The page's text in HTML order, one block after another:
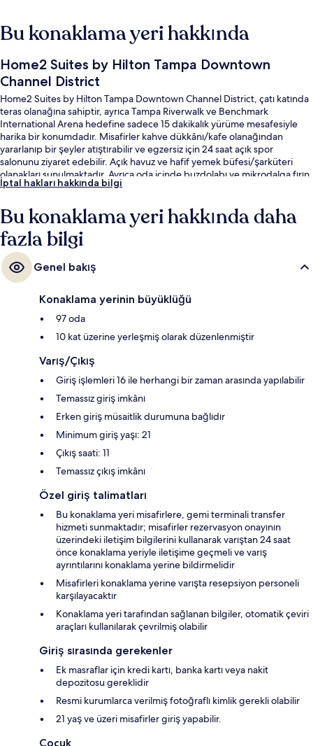
Bu konaklama yeri hakkında
Home2 Suites by Hilton Tampa Downtown
Channel District
Home2 Suites by Hilton Tampa Downtown Channel District, çatı katında
teras olanağına sahiptir, ayrıca Tampa Riverwalk ve Benchmark
International Arena hedefine sadece 15 dakikalık yürüme mesafesiyle
harika bir konumdadır. Misafirler kahve dükkânı/kafe olanağından
yararlanıp bir şeyler atıştırabilir ve egzersiz için 24 saat açık spor
salonunu ziyaret edebilir. Açık havuz ve hafif yemek büfesi/şarküteri
olanakları sunulmaktadır. Ayrıca oda içinde buzdolabı ve mikrodalga fırın
gibi kolaylıklar mevcuttur. Yardıma hazır personel ve konum
İptal hakları hakkında bilgi
Bu konaklama yeri hakkında daha
fazla bilgi
Genel bakış
Konaklama yerinin büyüklüğü
97 oda
10 kat üzerine yerleşmiş olarak düzenlenmiştir
Varış/Çıkış
Giriş işlemleri 16 ile herhangi bir zaman arasında yapılabilir
Temassız giriş imkânı
Erken giriş müsaitlik durumuna bağlıdır
Minimum giriş yaşı: 21
Çıkış saati: 11
Temassız çıkış imkânı
Özel giriş talimatları
Bu konaklama yeri misafirlere, gemi terminali transfer
hizmeti sunmaktadır; misafirler rezervasyon onayının
üzerindeki iletişim bilgilerini kullanarak varıştan 24 saat
önce konaklama yeriyle iletişime geçmeli ve varış
ayrıntılarını konaklama yerine bildirmelidir
Misafirleri konaklama yerine varışta resepsiyon personeli
karşılayacaktır
Konaklama yeri tarafından sağlanan bilgiler, otomatik çeviri
araçları kullanılarak çevrilmiş olabilir
Giriş sırasında gerekenler
Ek masraflar için kredi kartı, banka kartı veya nakit
depozitosu gereklidir
Resmi kurumlarca verilmiş fotoğraflı kimlik gerekli olabilir
21 yaş ve üzeri misafirler giriş yapabilir.
Çocuk